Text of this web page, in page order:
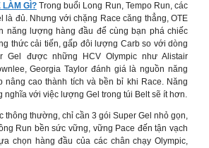
GÌ?Trong buổi Long Run, Tempo Run, các
là đủ. Nhưng với chặng Race căng thẳng, OTE
năng lượng hàng đầu để cùng bạn phá chiếc
thức cải tiến, gấp đôi lượng Carb so với dòng
Gel được những HCV Olympic như Alistair
Georgia Taylor đánh giá là nguồn năng
nâng cao thành tích và bền bỉ khi Race. Năng
nghĩa với việc lượng Gel trong túi Belt sẽ ít hơn.
thông thường, chỉ cần 3 gói Super Gel nhỏ gọn,
Run bền sức vững, vững Pace đến tận vạch
chọn hàng đầu của các chân chạy Olympic,